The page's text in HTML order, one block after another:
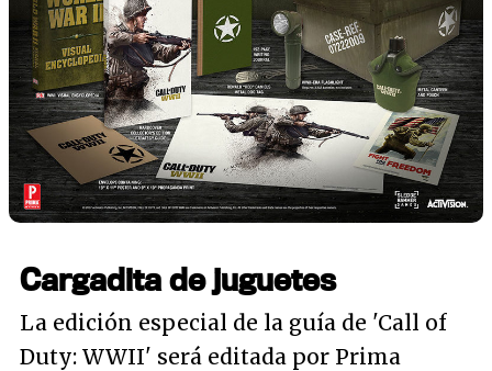
Cargadita de juguetes
La edición especial de la guía de 'Call of
Duty: WWII' será editada por Prima